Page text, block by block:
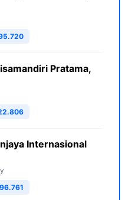
Pratama,
Internasional